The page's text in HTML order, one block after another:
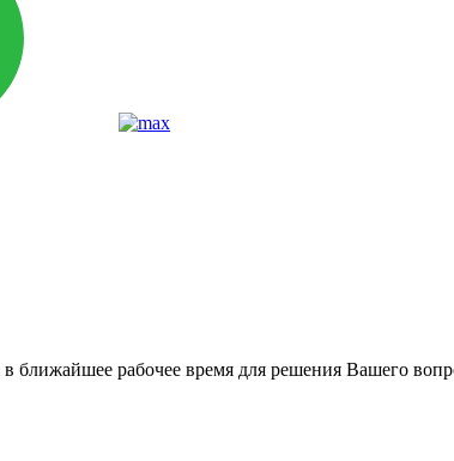
ближайшее рабочее время для решения Вашего